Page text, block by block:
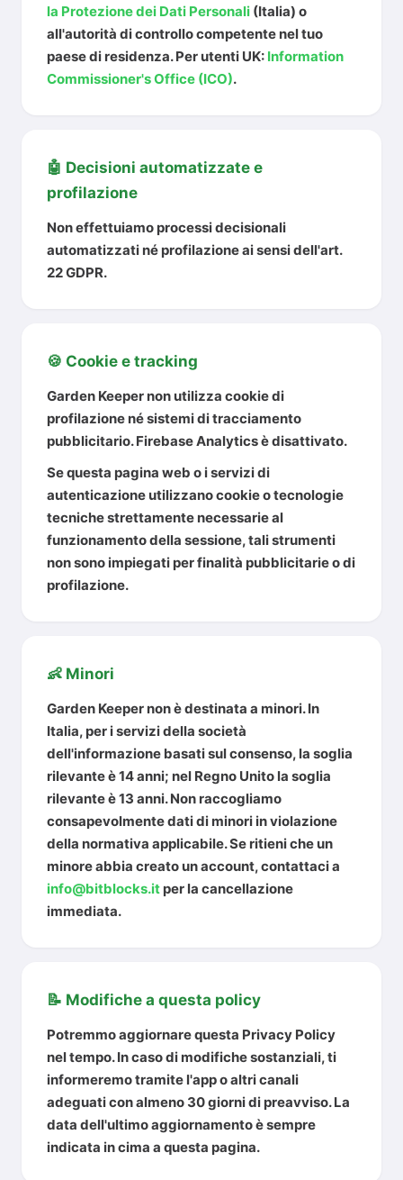
la Protezione dei Dati Personali (Italia) o
all'autorità di controllo competente nel tuo
paese di residenza. Per utenti UK: Information
Commissioner's Office (ICO).
🤖 Decisioni automatizzate e
profilazione
Non effettuiamo processi decisionali
automatizzati né profilazione ai sensi dell'art.
22 GDPR.
🍪 Cookie e tracking
Garden Keeper non utilizza cookie di
profilazione né sistemi di tracciamento
pubblicitario. Firebase Analytics è disattivato.
Se questa pagina web o i servizi di
autenticazione utilizzano cookie o tecnologie
tecniche strettamente necessarie al
funzionamento della sessione, tali strumenti
non sono impiegati per finalità pubblicitarie o di
profilazione.
👶 Minori
Garden Keeper non è destinata a minori. In
Italia, per i servizi della società
dell'informazione basati sul consenso, la soglia
rilevante è14 anni; nel Regno Unito la soglia
rilevante è13 anni. Non raccogliamo
consapevolmente dati di minori in violazione
della normativa applicabile. Se ritieni che un
minore abbia creato un account, contattaci a
info@bitblocks.it per la cancellazione
immediata.
📝 Modifiche a questa policy
Potremmo aggiornare questa Privacy Policy
nel tempo. In caso di modifiche sostanziali, ti
informeremo tramite l'app o altri canali
adeguati con almeno 30 giorni di preavviso. La
data dell'ultimo aggiornamento è sempre
indicata in cima a questa pagina.